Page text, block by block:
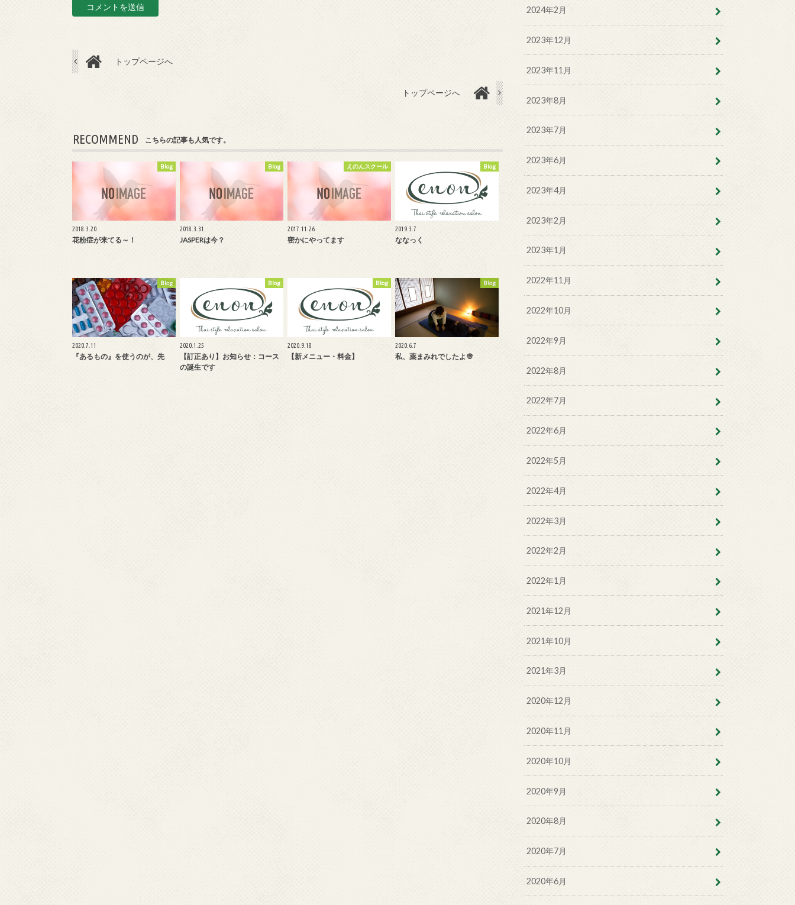
トップページへ
トップページへ
RECOMMEND こちらの記事も人気です。
Blog
2018.3.20
花粉症が来てる～！
Blog
2018.3.31
JASPERは今？
えのんスクール
2017.11.26
密かにやってます
Blog
2019.3.7
ななっく
Blog
2020.7.11
『あるもの』を使うのが、先
Blog
2020.1.25
【訂正あり】お知らせ：コース
の誕生です
Blog
2020.9.18
【新メニュー・料金】
Blog
2020.6.7
私、薬まみれでしたよ👳
2024年2月
2023年12月
2023年11月
2023年8月
2023年7月
2023年6月
2023年4月
2023年2月
2023年1月
2022年11月
2022年10月
2022年9月
2022年8月
2022年7月
2022年6月
2022年5月
2022年4月
2022年3月
2022年2月
2022年1月
2021年12月
2021年10月
2021年3月
2020年12月
2020年11月
2020年10月
2020年9月
2020年8月
2020年7月
2020年6月